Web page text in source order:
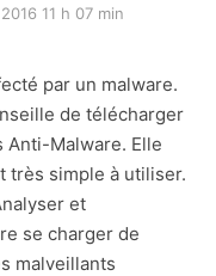
11 h 07 min
par un malware.
de télécharger
Anti-Malware. Elle
très simple à utiliser.
et
se charger de
malveillants